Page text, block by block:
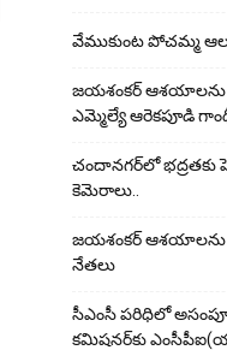
వేముకుంట పోచమ్మ
జయశంకర్
ఎమ్మెల్యే ఆరెక‌పూడి
చందానగర్‌లో భద్రతకు
కెమెరాలు..
జయశంకర్ ఆశయాలను
నేతలు
సీఎంసీ పరిధిలో
కమిషనర్‌కు